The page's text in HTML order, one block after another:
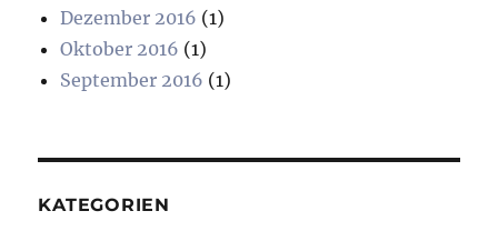
Dezember 2016 (1)
Oktober 2016 (1)
September 2016 (1)
KATEGORIEN